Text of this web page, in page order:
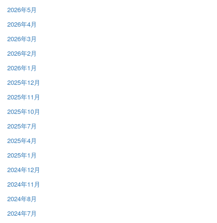
2026年5月
2026年4月
2026年3月
2026年2月
2026年1月
2025年12月
2025年11月
2025年10月
2025年7月
2025年4月
2025年1月
2024年12月
2024年11月
2024年8月
2024年7月